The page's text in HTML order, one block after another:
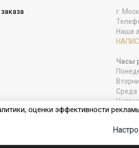
г.
Наша
Часы
Среда
оценки эффективности